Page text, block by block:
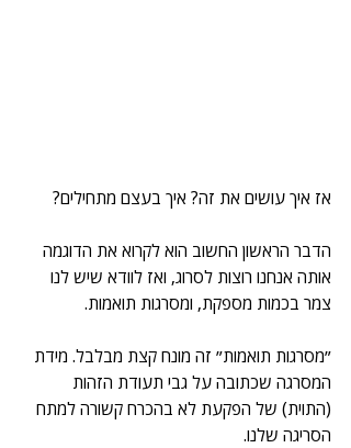
אז איך עושים את זה? איך בעצם מתחילים?
הדבר הראשון החשוב הוא לקרוא את הדוגמה
אותה אנחנו רוצות לסרוג, ואז לוודא שיש לנו
צמר בכמות מספקת, ומסרגות תואמות.
״מסרגות תואמות״ זה מונח קצת מבלבל. מידת
המסרגה שכתובה על גבי תעודת הזהות
(התוית) של הפקעת לא בהכרח קשורה למתח
הסריגה שלנו.